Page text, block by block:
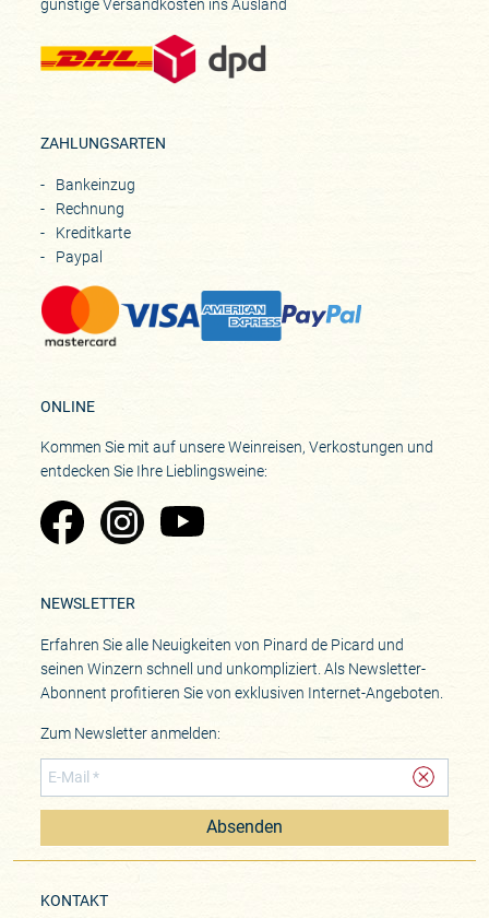
günstige Versandkosten ins Ausland
ZAHLUNGSARTEN
Bankeinzug
Rechnung
Kreditkarte
Paypal
ONLINE
Kommen Sie mit auf unsere Weinreisen, Verkostungen und
entdecken Sie Ihre Lieblingsweine:
Zu Pinard's Facebook-Seite
Zu Pinard's Instagram-Seite
Zu Pinard's YouTube-Seite
NEWSLETTER
Erfahren Sie alle Neuigkeiten von Pinard de Picard und
seinen Winzern schnell und unkompliziert. Als Newsletter-
Abonnent profitieren Sie von exklusiven Internet-Angeboten.
Zum Newsletter anmelden:
Absenden
KONTAKT